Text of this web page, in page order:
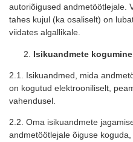
autoriõigused andmetöötlejale.
tahes kujul (ka osaliselt) on
viidates algallikale.
Isikuandmete
2.1. Isikuandmed, mida
on kogutud elektrooniliselt,
vahendusel.
2.2. Oma isikuandmete
andmetöötlejale õiguse